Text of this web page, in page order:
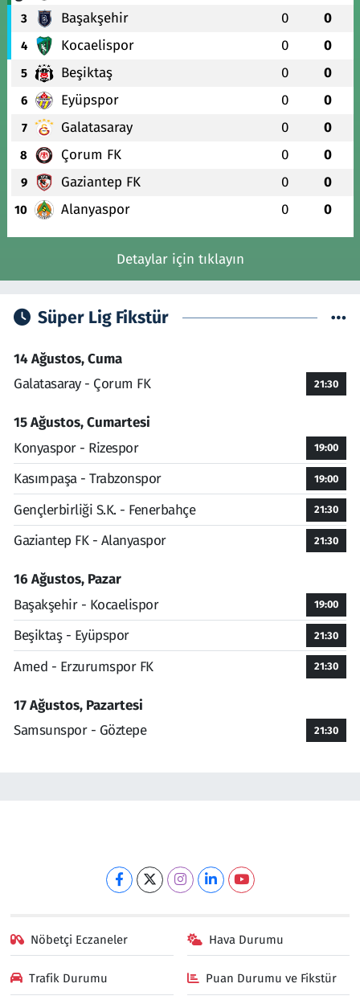
3 Başakşehir 0 0
4 Kocaelispor 0 0
5 Beşiktaş 0 0
6 Eyüpspor 0 0
7 Galatasaray 0 0
8 Çorum FK 0 0
9 Gaziantep FK 0 0
10 Alanyaspor 0 0
Detaylar için tıklayın
Süper Lig Fikstür
14 Ağustos, Cuma
Galatasaray - Çorum FK
21:30
15 Ağustos, Cumartesi
Konyaspor - Rizespor
19:00
Kasımpaşa - Trabzonspor 19:00
Gençlerbirliği S.K. - Fenerbahçe 21:30
Gaziantep FK - Alanyaspor 21:30
16 Ağustos, Pazar
Başakşehir - Kocaelispor
19:00
Beşiktaş - Eyüpspor 21:30
Amed - Erzurumspor FK 21:30
17 Ağustos, Pazartesi
Samsunspor - Göztepe
21:30
Nöbetçi Eczaneler Hava Durumu
Trafik Durumu Puan Durumu ve Fikstür